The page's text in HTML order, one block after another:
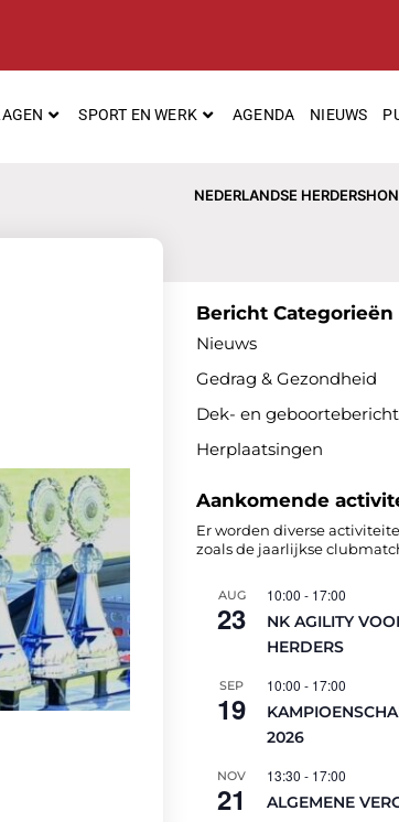
SPORT EN WERK AGENDA NIEUWS
NEDERLANDSE
Bericht Categorieën
Nieuws
Gedrag & Gezondheid
Dek- en
Herplaatsingen
Aankomende
Er worden diverse
zoals de jaarlijkse
AUG
23
10:00 - 17:00
NK AGILITY
HERDERS
SEP
19
10:00 - 17:00
2026
NOV
21
13:30 - 17:00
ALGEMENE